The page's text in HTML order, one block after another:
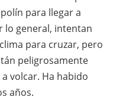
para llegar a
lo general, intentan
para cruzar, pero
peligrosamente
volcar. Ha habido
años.